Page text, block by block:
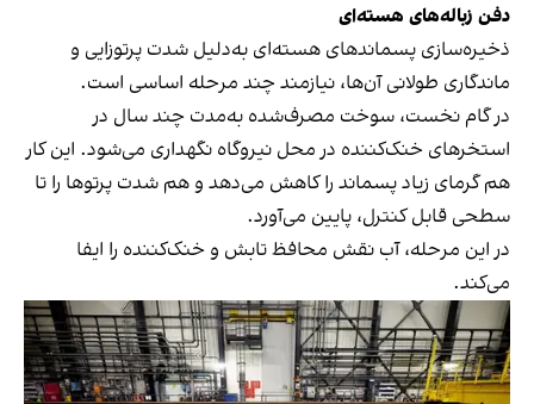
دفن زباله‌های هسته‌ای
ذخیره‌سازی پسماندهای هسته‌ای به‌دلیل شدت پرتوزایی و
ماندگاری طولانی آن‌ها، نیازمند چند مرحله اساسی است.
در گام نخست، سوخت مصرف‌شده به‌مدت چند سال در
استخرهای خنک‌کننده در محل نیروگاه نگهداری می‌شود. این کار
هم گرمای زیاد پسماند را کاهش می‌دهد و هم شدت پرتوها را تا
سطحی قابل‌ کنترل، پایین می‌آورد.
در این مرحله، آب نقش محافظ تابش و خنک‌کننده را ایفا
می‌کند.